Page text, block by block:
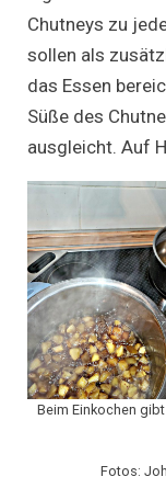
Chutneys zu
sollen als
das Essen
Süße des
ausgleicht. Auf
Beim Einkochen
Fotos: